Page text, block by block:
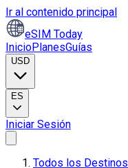
Ir al contenido principal
eSIM Today
InicioPlanesGuías
USD
ES
Iniciar Sesión
Todos los Destinos